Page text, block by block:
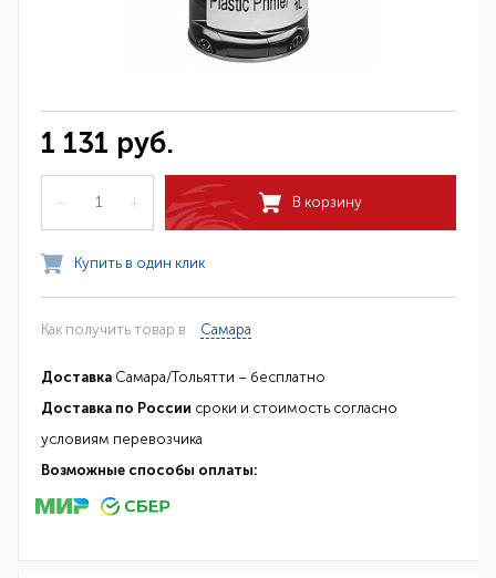
1 131 руб.
– + В корзину
Купить в один клик
Как получить товар в Самара
Доставка Самара/Тольятти – бесплатно
Доставка по России сроки и стоимость согласно
условиям перевозчика
Возможные способы оплаты: